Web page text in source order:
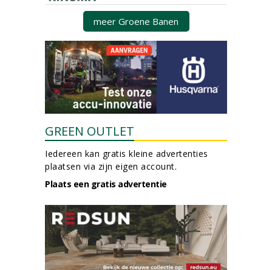
meer Groene Banen
GREEN OUTLET
Iedereen kan gratis kleine advertenties
plaatsen via zijn eigen account.
Plaats een gratis advertentie